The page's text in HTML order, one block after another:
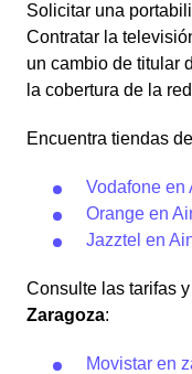
Solicitar una
Contratar la
un cambio de titular
la cobertura de la
Encuentra tiendas
Vodafone en
Orange en
Jazztel en
Consulte las tarifas
Zaragoza:
Movistar en